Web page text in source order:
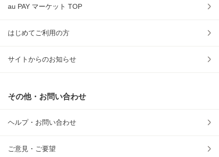
au PAY マーケット TOP
はじめてご利用の方
サイトからのお知らせ
その他・お問い合わせ
ヘルプ・お問い合わせ
ご意見・ご要望